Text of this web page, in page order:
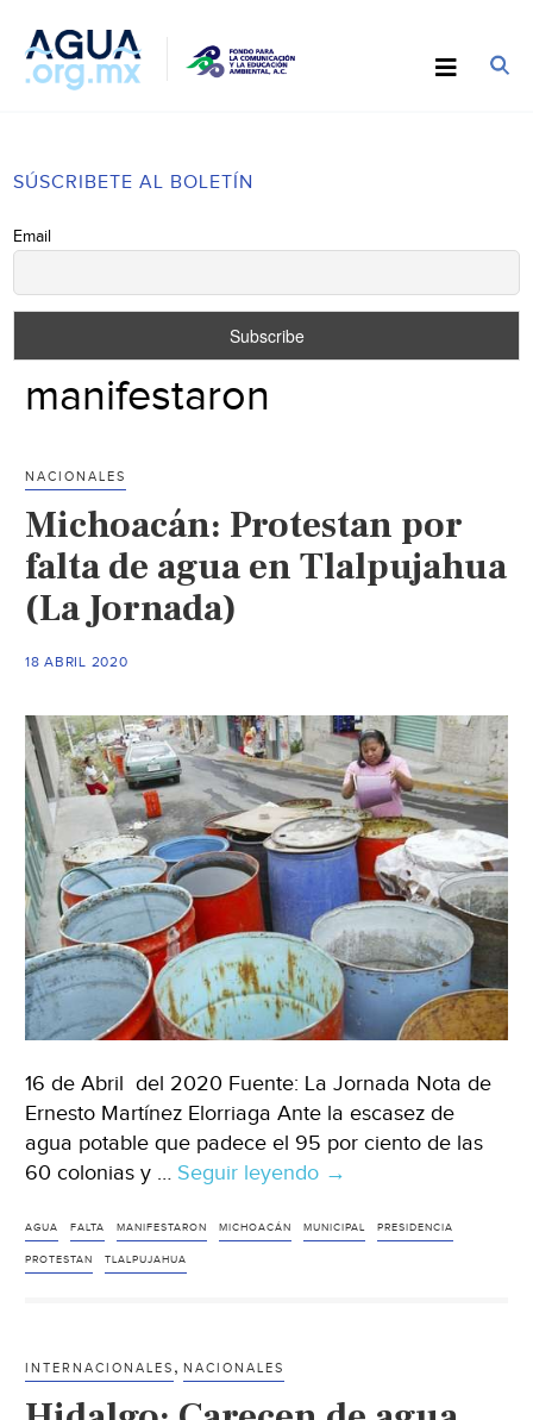
SÚSCRIBETE AL BOLETÍN
Email
manifestaron
NACIONALES
Michoacán: Protestan por
falta de agua en Tlalpujahua
(La Jornada)
18 ABRIL 2020
16 de Abril del 2020 Fuente: La Jornada Nota de
Ernesto Martínez Elorriaga Ante la escasez de
agua potable que padece el 95 por ciento de las
60 colonias y … Seguir leyendo Michoacán:
por
(La
→
AGUA FALTA MANIFESTARON MICHOACÁN MUNICIPAL PRESIDENCIA
PROTESTAN TLALPUJAHUA
INTERNACIONALES ,NACIONALES